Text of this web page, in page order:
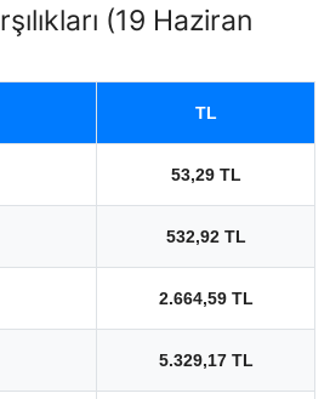
(19 Haziran
TL
53,29 TL
532,92 TL
2.664,59 TL
5.329,17 TL